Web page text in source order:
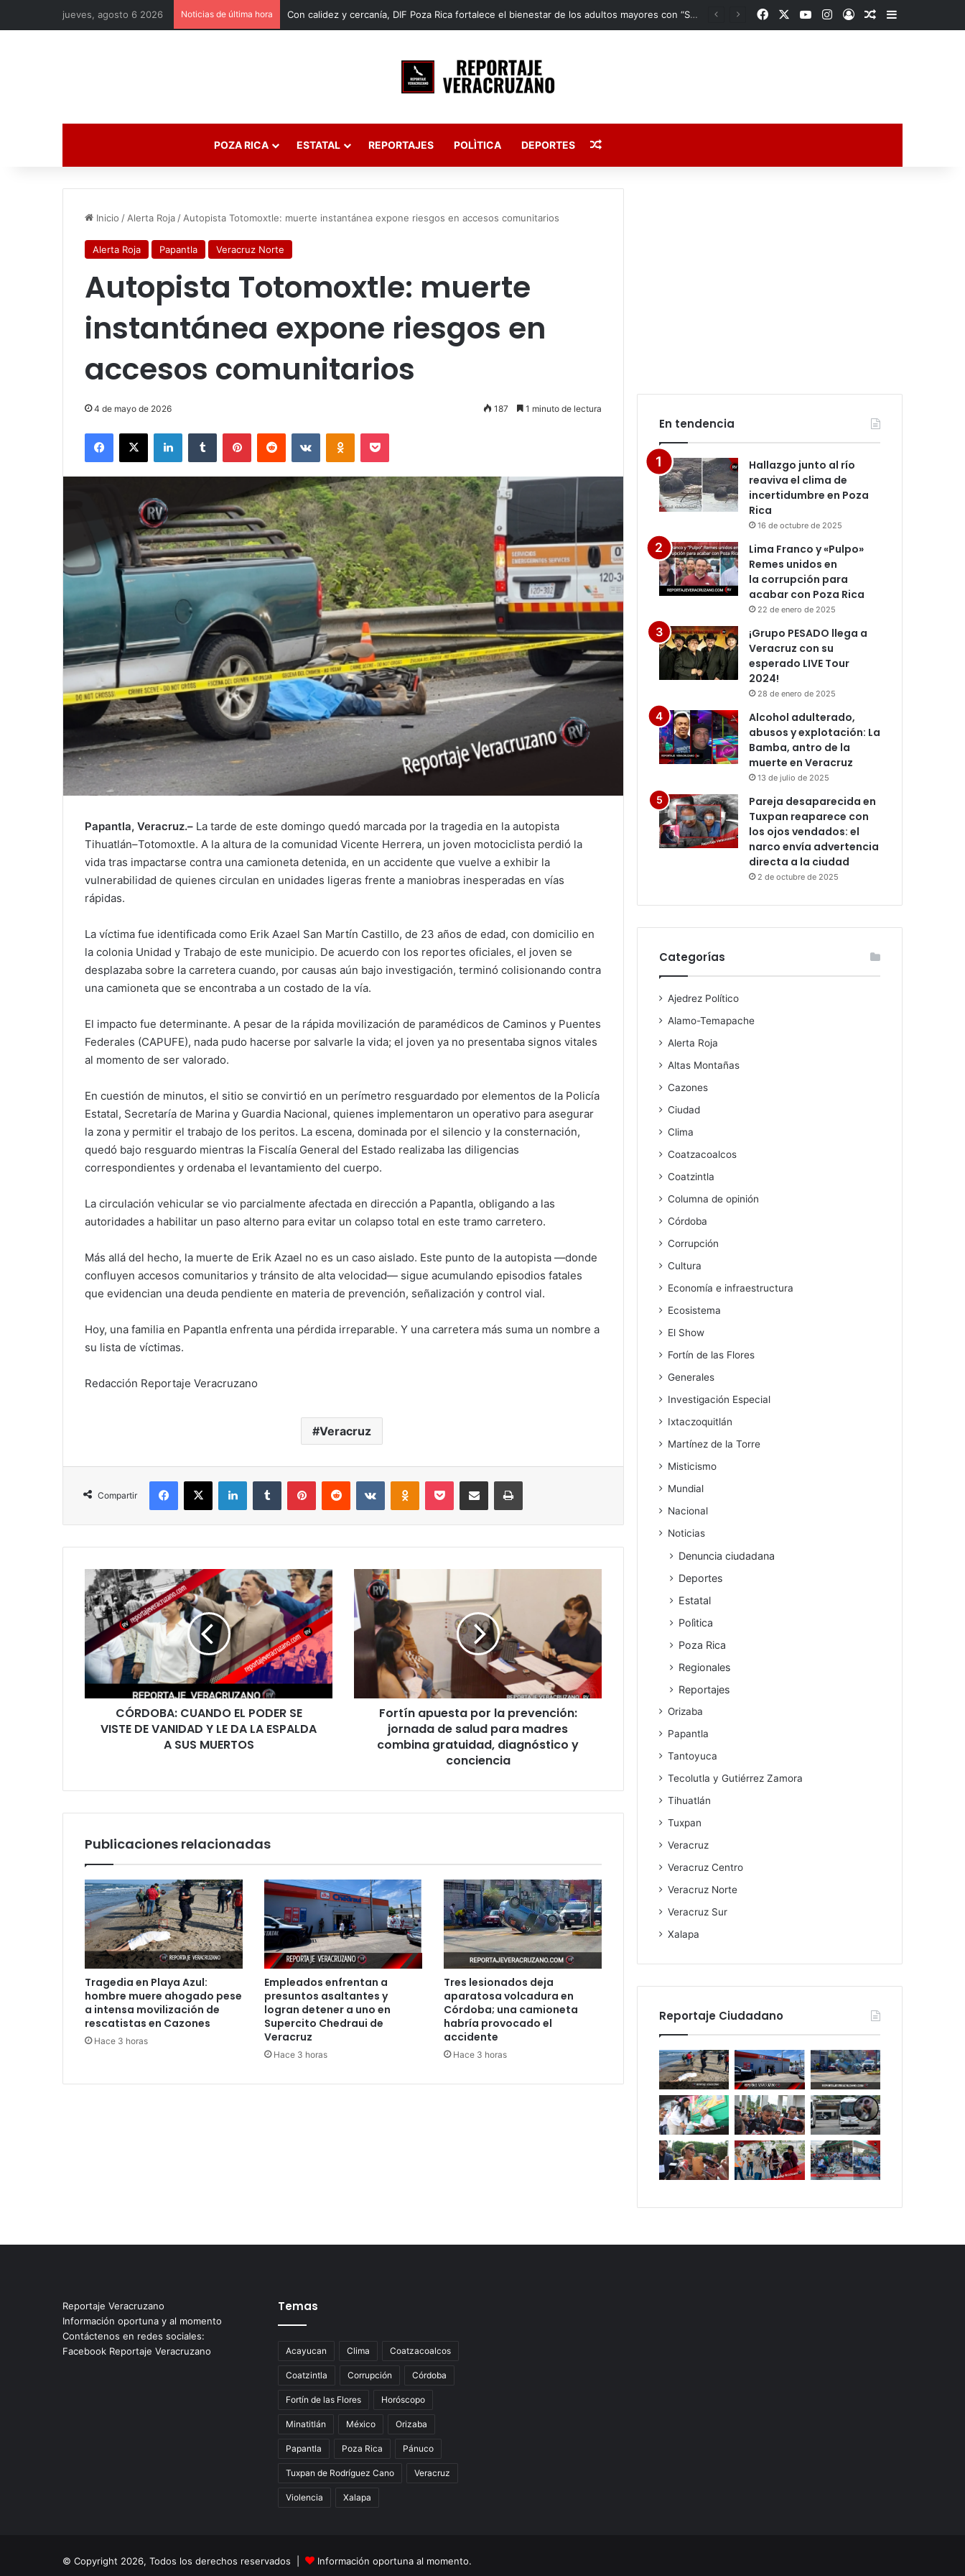
jueves, agosto 6 2026 Noticias de última hora Con calidez y cercanía, DIF Poza Rica fortalece el bienestar de los adultos mayores con “Sazón y Corazón” FacebookYouTubeInstagram
AccesoPublicación al
Barra lateral
POZA RICA ESTATAL REPORTAJES POLÌTICA DEPORTES Publicación al azar
Inicio / Alerta Roja / Autopista Totomoxtle: muerte instantánea expone riesgos en accesos comunitarios
Alerta Roja Papantla Veracruz Norte
Autopista Totomoxtle: muerte
instantánea expone riesgos en
accesos comunitarios
4 de mayo de 2026 187 1 minuto de lectura
Facebook
X LinkedInTumblr PinterestReddit VKontakteOdnoklassniki
Pocket
Papantla, Veracruz.– La tarde de este domingo quedó marcada por la tragedia en la autopista
Tihuatlán–Totomoxtle. A la altura de la comunidad Vicente Herrera, un joven motociclista perdió la
vida tras impactarse contra una camioneta detenida, en un accidente que vuelve a exhibir la
vulnerabilidad de quienes circulan en unidades ligeras frente a maniobras inesperadas en vías
rápidas.
La víctima fue identificada como Erik Azael San Martín Castillo, de 23 años de edad, con domicilio en
la colonia Unidad y Trabajo de este municipio. De acuerdo con los reportes oficiales, el joven se
desplazaba sobre la carretera cuando, por causas aún bajo investigación, terminó colisionando contra
una camioneta que se encontraba a un costado de la vía.
El impacto fue determinante. A pesar de la rápida movilización de paramédicos de Caminos y Puentes
Federales (CAPUFE), nada pudo hacerse por salvarle la vida; el joven ya no presentaba signos vitales
al momento de ser valorado.
En cuestión de minutos, el sitio se convirtió en un perímetro resguardado por elementos de la Policía
Estatal, Secretaría de Marina y Guardia Nacional, quienes implementaron un operativo para asegurar
la zona y permitir el trabajo de los peritos. La escena, dominada por el silencio y la consternación,
quedó bajo resguardo mientras la Fiscalía General del Estado realizaba las diligencias
correspondientes y ordenaba el levantamiento del cuerpo.
La circulación vehicular se vio parcialmente afectada en dirección a Papantla, obligando a las
autoridades a habilitar un paso alterno para evitar un colapso total en este tramo carretero.
Más allá del hecho, la muerte de Erik Azael no es un caso aislado. Este punto de la autopista —donde
confluyen accesos comunitarios y tránsito de alta velocidad— sigue acumulando episodios fatales
que evidencian una deuda pendiente en materia de prevención, señalización y control vial.
Hoy, una familia en Papantla enfrenta una pérdida irreparable. Y una carretera más suma un nombre a
su lista de víctimas.
Redacción Reportaje Veracruzano
Veracruz
Compartir
Facebook
X LinkedInTumblr PinterestReddit VKontakteOdnoklassniki
Pocket Compartir por correo electrónicoImprimir
CÓRDOBA:
CUANDO
EL
PODER
SE
VISTE
DE
VANIDAD
Y
CÓRDOBA: CUANDO EL PODER SE
VISTE DE VANIDAD Y LE DA LA ESPALDA
A SUS MUERTOS
Fortín
apuesta
por
la
prevención:
jornada
para
madres
combina
gratuidad,
Fortín apuesta por la prevención:
jornada de salud para madres
combina gratuidad, diagnóstico y
conciencia
Publicaciones relacionadas
Tragedia en Playa Azul:
hombre muere ahogado pese
a intensa movilización de
rescatistas en Cazones
Hace 3 horas
Empleados enfrentan a
presuntos asaltantes y
logran detener a uno en
Supercito Chedraui de
Veracruz
Hace 3 horas
Tres lesionados deja
aparatosa volcadura en
Córdoba; una camioneta
habría provocado el
accidente
Hace 3 horas
En tendencia
Hallazgo junto al río
reaviva el clima de
incertidumbre en Poza
Rica
16 de octubre de 2025
Lima Franco y «Pulpo»
Remes unidos en
la corrupción para
acabar con Poza Rica
22 de enero de 2025
¡Grupo PESADO llega a
Veracruz con su
esperado LIVE Tour
2024!
28 de enero de 2025
Alcohol adulterado,
abusos y explotación: La
Bamba, antro de la
muerte en Veracruz
13 de julio de 2025
Pareja desaparecida en
Tuxpan reaparece con
los ojos vendados: el
narco envía advertencia
directa a la ciudad
2 de octubre de 2025
Categorías
Ajedrez Político
Alamo-Temapache
Alerta Roja
Altas Montañas
Cazones
Ciudad
Clima
Coatzacoalcos
Coatzintla
Columna de opinión
Córdoba
Corrupción
Cultura
Economía e infraestructura
Ecosistema
El Show
Fortín de las Flores
Generales
Investigación Especial
Ixtaczoquitlán
Martínez de la Torre
Misticismo
Mundial
Nacional
Noticias
Denuncia ciudadana
Deportes
Estatal
Polìtica
Poza Rica
Regionales
Reportajes
Orizaba
Papantla
Tantoyuca
Tecolutla y Gutiérrez Zamora
Tihuatlán
Tuxpan
Veracruz
Veracruz Centro
Veracruz Norte
Veracruz Sur
Xalapa
Reportaje Ciudadano
Reportaje Veracruzano
Información oportuna y al momento
Contáctenos en redes sociales:
Facebook Reportaje Veracruzano
Temas
Acayucan Clima Coatzacoalcos
Coatzintla Corrupción Córdoba
Fortín de las Flores Horóscopo
Minatitlán México Orizaba
Papantla Poza Rica Pánuco
Tuxpan de Rodríguez Cano Veracruz
Violencia Xalapa
© Copyright 2026, Todos los derechos reservados | Información oportuna al momento.